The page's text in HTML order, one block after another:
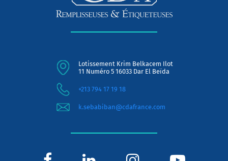
Lotissement Krim Belkacem Ilot
11 Numéro 5 16033 Dar El Beïda
+213 794 17 19 18
k.sebabiban@cdafrance.com